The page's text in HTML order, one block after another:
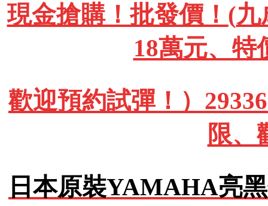
現金搶購！批發價！ (
18萬元、特
歡迎預約試彈！）
限、
日本原裝YAMAHA亮